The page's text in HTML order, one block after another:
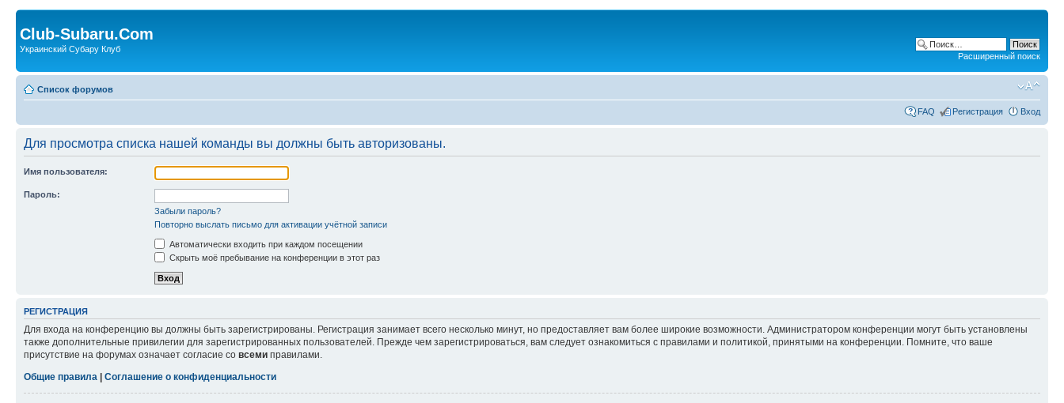
Club-Subaru.Com
Украинский Субару Клуб
Расширенный поиск
Список форумов
FAQ Регистрация Вход
Для просмотра списка нашей команды вы должны быть авторизованы.
Имя пользователя:
Пароль:
Забыли пароль?
Повторно выслать письмо для активации учётной записи
Автоматически входить при каждом посещении
Скрыть моё пребывание на конференции в этот раз
РЕГИСТРАЦИЯ
Для входа на конференцию вы должны быть зарегистрированы. Регистрация занимает всего несколько минут, но предоставляет вам более широкие возможности. Администратором конференции могут быть установлены
также дополнительные привилегии для зарегистрированных пользователей. Прежде чем зарегистрироваться, вам следует ознакомиться с правилами и политикой, принятыми на конференции. Помните, что ваше
присутствие на форумах означает согласие со всеми правилами.
Общие правила
Соглашение о конфиденциальности